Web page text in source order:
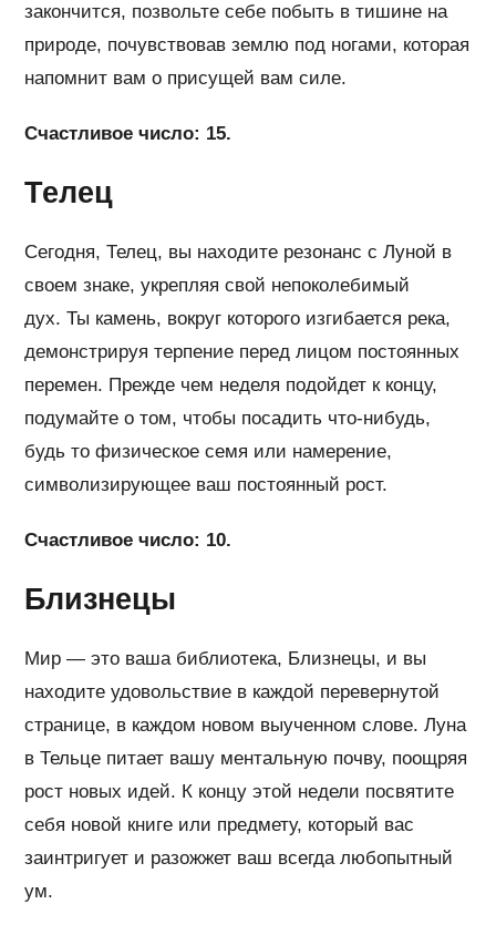
закончится, позвольте себе побыть в тишине на
природе, почувствовав землю под ногами, которая
напомнит вам о присущей вам силе.
Счастливое число: 15.
Телец
Сегодня, Телец, вы находите резонанс с Луной в
своем знаке, укрепляя свой непоколебимый
дух. Ты камень, вокруг которого изгибается река,
демонстрируя терпение перед лицом постоянных
перемен. Прежде чем неделя подойдет к концу,
подумайте о том, чтобы посадить что-нибудь,
будь то физическое семя или намерение,
символизирующее ваш постоянный рост.
Счастливое число: 10.
Близнецы
Мир — это ваша библиотека, Близнецы, и вы
находите удовольствие в каждой перевернутой
странице, в каждом новом выученном слове. Луна
в Тельце питает вашу ментальную почву, поощряя
рост новых идей. К концу этой недели посвятите
себя новой книге или предмету, который вас
заинтригует и разожжет ваш всегда любопытный
ум.